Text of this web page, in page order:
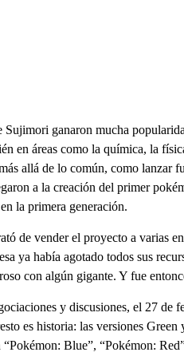
ganaron mucha
en áreas como la química, la
allá de lo común, como lanzar
a la creación del primer
la primera generación.
de vender el proyecto a varias
ya había agotado todos sus
con algún gigante. Y fue
y discusiones, el 27 de
es historia: las versiones
Blue”, “Pokémon: